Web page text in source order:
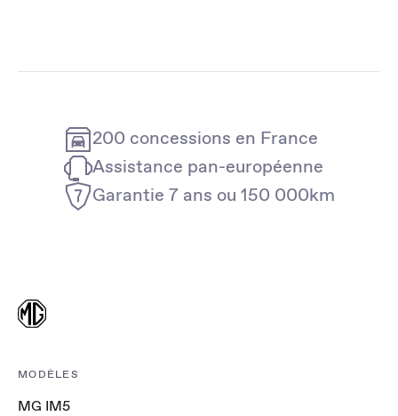
200 concessions en France
Assistance pan-européenne
Garantie 7 ans ou 150 000km
MODÈLES
MG IM5